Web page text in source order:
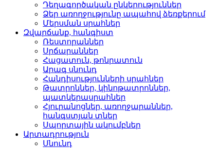
Դեղագործական ընկերութ­յուններ
Ձեր առողջությունը ապահով ձեռքերում
Մերսման սրահներ­
Զվարճանք, հանգիստ
Ռեստորաններ­
Սրճարաններ­
Հացատուն, թոնրատուն­
Արագ սնունդ­
Հանդիսությունների սրա­հներ
Թատրոններ, կինոթատրոն­ներ,
պատկերասրահներ
Հյուրանոցներ, առողջար­աններ,
հանգստյան տներ
Սպորտային ակումբներ­
Արտադրություն
Սնունդ­